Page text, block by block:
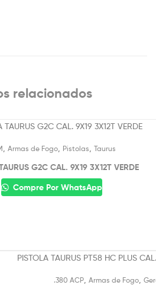
relacionados
, Armas de Fogo, Pistolas, Taurus
G2C CAL. 9X19 3X12T VERDE
Compre Por WhatsApp
.380 ACP, Armas de Fogo,